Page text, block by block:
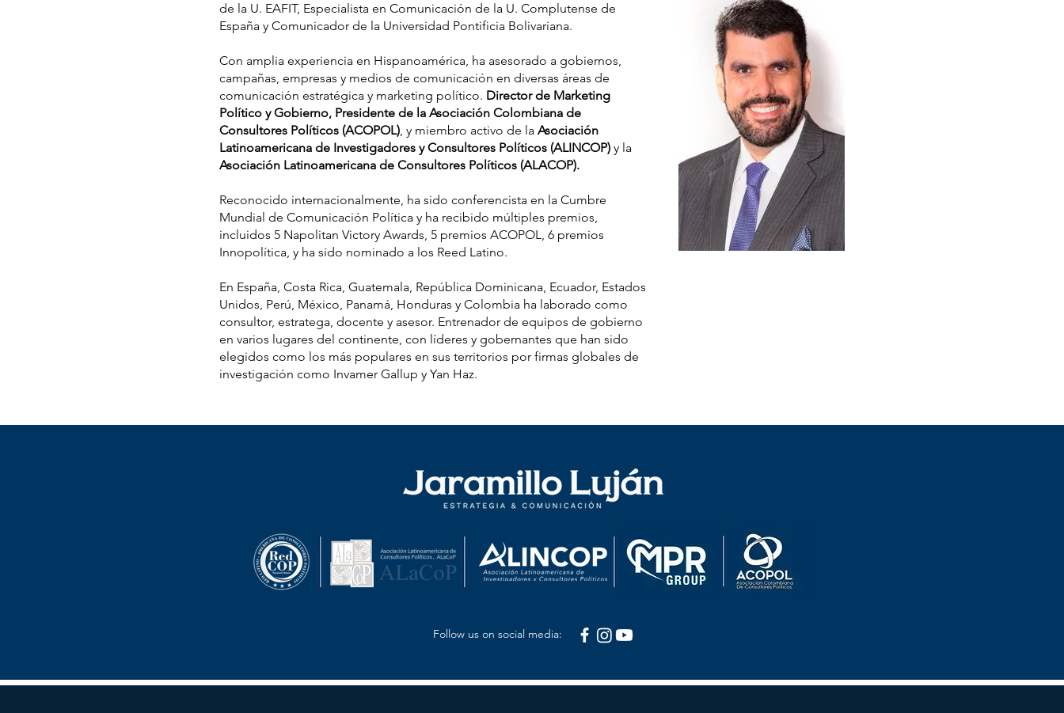
de la U. EAFIT, Especialista en Comunicación de la U. Complutense de
España y Comunicador de la Universidad Pontificia Bolivariana.
Con amplia experiencia en Hispanoamérica, ha asesorado a gobiernos,
campañas, empresas y medios de comunicación en diversas áreas de
comunicación estratégica y marketing político. Director de Marketing
Político y Gobierno, Presidente de la Asociación Colombiana de
Consultores Políticos (ACOPOL), y miembro activo de la Asociación
Latinoamericana de Investigadores y Consultores Políticos (ALINCOP) y la
Asociación Latinoamericana de Consultores Políticos (ALACOP).
Reconocido internacionalmente, ha sido conferencista en la Cumbre
Mundial de Comunicación Política y ha recibido múltiples premios,
incluidos 5 Napolitan Victory Awards, 5 premios ACOPOL, 6 premios
Innopolítica, y ha sido nominado a los Reed Latino.
En España, Costa Rica, Guatemala, República Dominicana, Ecuador, Estados
Unidos, Perú, México, Panamá, Honduras y Colombia ha laborado como
consultor, estratega, docente y asesor. Entrenador de equipos de gobierno
en varios lugares del continente, con líderes y gobernantes que han sido
elegidos como los más populares en sus territorios por firmas globales de
investigación como Invamer Gallup y Yan Haz.
Follow us on social media: